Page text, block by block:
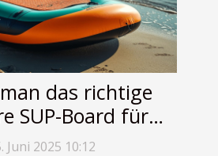
das richtige
SUP-Board für
Juni 2025 10:12